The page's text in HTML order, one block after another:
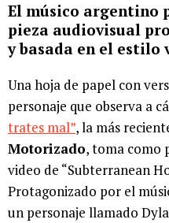
El músico argentino
pieza audiovisual
y basada en el estilo
Una hoja de papel con
personaje que observa a
trates mal”, la más
Motorizado, toma como
video de “Subterranean
Protagonizado por el
un personaje llamado